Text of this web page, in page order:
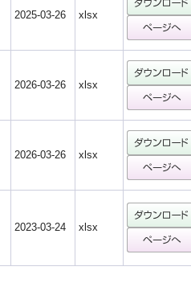
2025-03-26 xlsx
2026-03-26 xlsx
2026-03-26 xlsx
2023-03-24 xlsx